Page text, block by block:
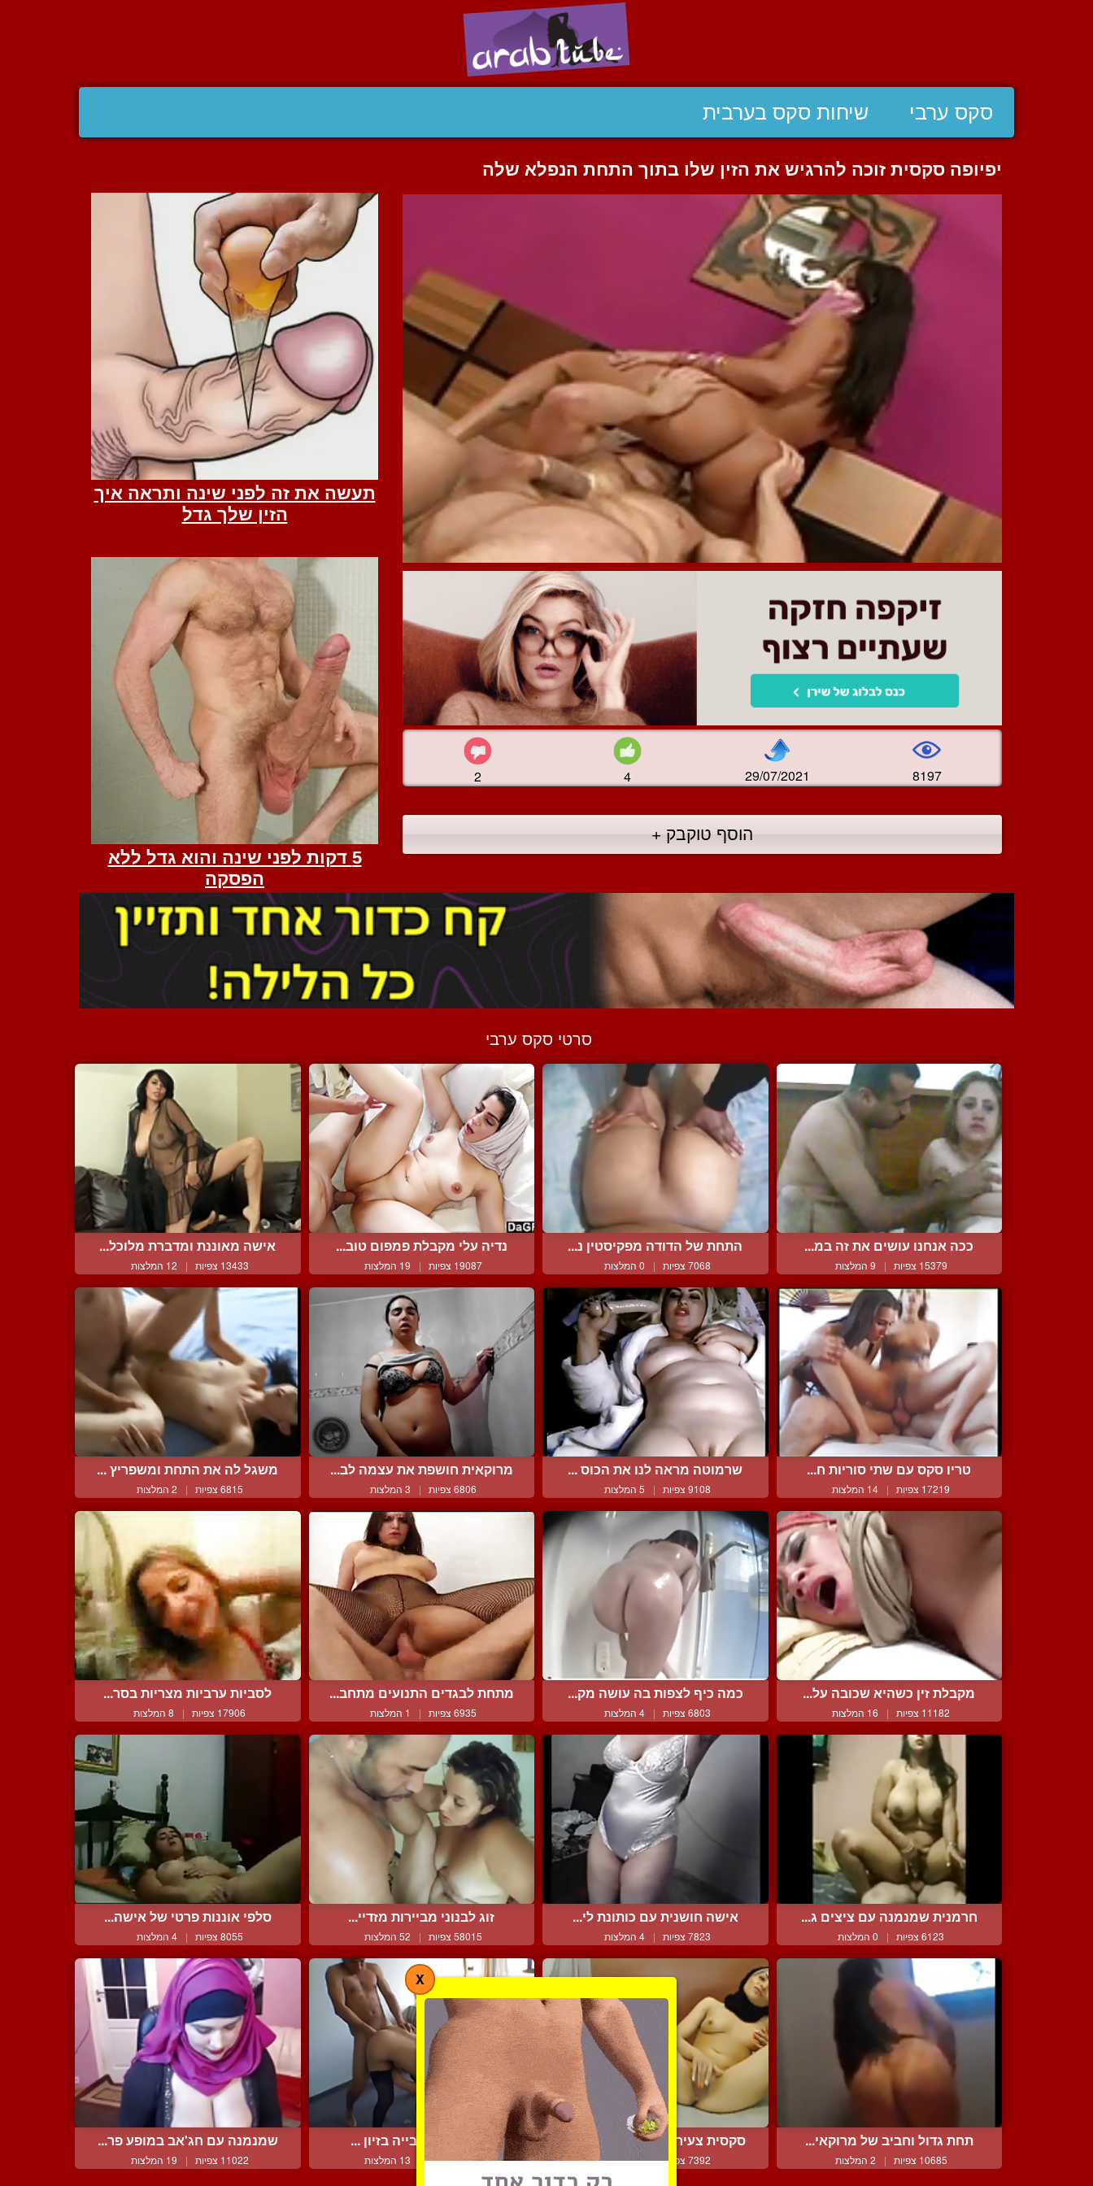
סקס ערבי שיחות סקס בערבית
יפיופה סקסית זוכה להרגיש את הזין שלו בתוך התחת הנפלא שלה
2 4 29/07/2021 8197
הוסף טוקבק +
סרטי סקס ערבי
ככה אנחנו עושים את זה במ...
15379 צפיות | 9 המלצות
התחת של הדודה מפקיסטין נ...
7068 צפיות | 0 המלצות
נדיה עלי מקבלת פמפום טוב...
19087 צפיות | 19 המלצות
אישה מאוננת ומדברת מלוכל...
13433 צפיות | 12 המלצות
טריו סקס עם שתי סוריות ח...
17219 צפיות | 14 המלצות
שרמוטה מראה לנו את הכוס ...
9108 צפיות | 5 המלצות
מרוקאית חושפת את עצמה לב...
6806 צפיות | 3 המלצות
משגל לה את התחת ומשפריץ ...
6815 צפיות | 2 המלצות
מקבלת זין כשהיא שכובה על...
11182 צפיות | 16 המלצות
כמה כיף לצפות בה עושה מק...
6803 צפיות | 4 המלצות
מתחת לבגדים התנועים מתחב...
6935 צפיות | 1 המלצות
לסביות ערביות מצריות בסר...
17906 צפיות | 8 המלצות
חרמנית שמנמנה עם ציצים ג...
6123 צפיות | 0 המלצות
אישה חושנית עם כותונת לי...
7823 צפיות | 4 המלצות
זוג לבנוני מביירות מזדיי...
58015 צפיות | 52 המלצות
סלפי אוננות פרטי של אישה...
8055 צפיות | 4 המלצות
תחת גדול וחביב של מרוקאי...
10685 צפיות | 2 המלצות
סקסית צעירה חושפת את הכל...
7392 צפיות | 3 המלצות
נערת ליווי ערבייה בזיון ...
14694 צפיות | 13 המלצות
שמנמנה עם חג'אב במופע פר...
11022 צפיות | 19 המלצות
X